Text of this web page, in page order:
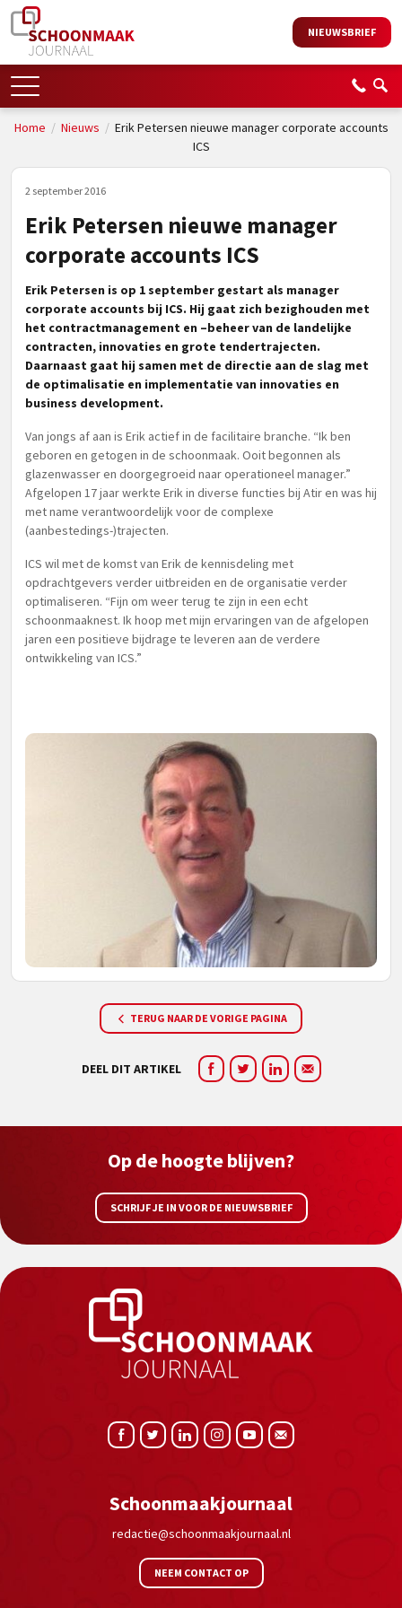
NIEUWSBRIEF
Home / Nieuws / Erik Petersen nieuwe manager corporate accounts
ICS
2 september 2016
Erik Petersen nieuwe manager
corporate accounts ICS
Erik Petersen is op 1 september gestart als manager
corporate accounts bij ICS. Hij gaat zich bezighouden met
het contractmanagement en –beheer van de landelijke
contracten, innovaties en grote tendertrajecten.
Daarnaast gaat hij samen met de directie aan de slag met
de optimalisatie en implementatie van innovaties en
business development.
Van jongs af aan is Erik actief in de facilitaire branche. “Ik ben
geboren en getogen in de schoonmaak. Ooit begonnen als
glazenwasser en doorgegroeid naar operationeel manager.”
Afgelopen 17 jaar werkte Erik in diverse functies bij Atir en was hij
met name verantwoordelijk voor de complexe
(aanbestedings-)trajecten.
ICS wil met de komst van Erik de kennisdeling met
opdrachtgevers verder uitbreiden en de organisatie verder
optimaliseren. “Fijn om weer terug te zijn in een echt
schoonmaaknest. Ik hoop met mijn ervaringen van de afgelopen
jaren een positieve bijdrage te leveren aan de verdere
ontwikkeling van ICS.”
TERUG NAAR DE VORIGE PAGINA
DEEL DIT ARTIKEL
Op de hoogte blijven?
SCHRIJF JE IN VOOR DE NIEUWSBRIEF
Schoonmaakjournaal
redactie@schoonmaakjournaal.nl
NEEM CONTACT OP